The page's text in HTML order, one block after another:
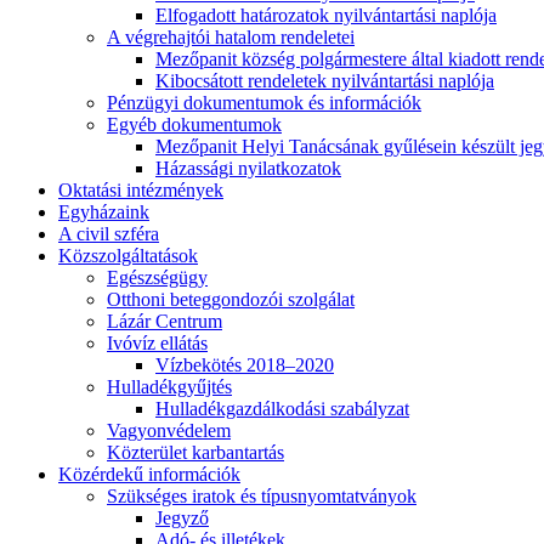
Elfogadott határozatok nyilvántartási naplója
A végrehajtói hatalom rendeletei
Mezőpanit község polgármestere által kiadott
Kibocsátott rendeletek nyilvántartási naplója
Pénzügyi dokumentumok és információk
Egyéb dokumentumok
Mezőpanit Helyi Tanácsának gyűlésein készült
Házassági nyilatkozatok
Oktatási intézmények
Egyházaink
A civil szféra
Közszolgáltatások
Egészségügy
Otthoni beteggondozói szolgálat
Lázár Centrum
Ivóvíz ellátás
Vízbekötés 2018–2020
Hulladékgyűjtés
Hulladékgazdálkodási szabályzat
Vagyonvédelem
Közterület karbantartás
Közérdekű információk
Szükséges iratok és típusnyomtatványok
Jegyző